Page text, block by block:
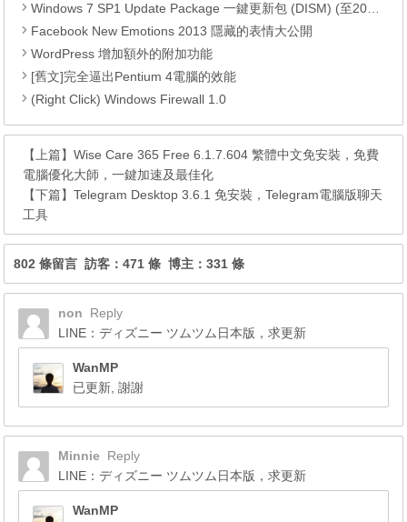
Windows 7 SP1 Update Package 一鍵更新包 (DISM) (至2018.09)
Facebook New Emotions 2013 隱藏的表情大公開
WordPress 增加額外的附加功能
[舊文]完全逼出Pentium 4電腦的效能
(Right Click) Windows Firewall 1.0
【上篇】Wise Care 365 Free 6.1.7.604 繁體中文免安裝，免費
電腦優化大師，一鍵加速及最佳化
【下篇】Telegram Desktop 3.6.1 免安裝，Telegram電腦版聊天
工具
802 條留言 訪客：471 條 博主：331 條
non
Reply
LINE：ディズニー ツムツム日本版，求更新
WanMP
已更新, 謝謝
Minnie Reply
LINE：ディズニー ツムツム日本版，求更新
WanMP